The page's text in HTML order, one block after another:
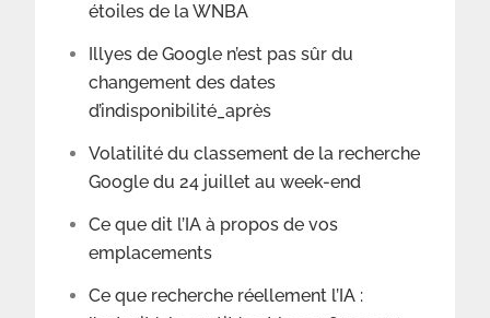
étoiles de la WNBA
Illyes de Google n’est pas sûr du
changement des dates
d’indisponibilité_après
Volatilité du classement de la recherche
Google du 24 juillet au week-end
Ce que dit l’IA à propos de vos
emplacements
Ce que recherche réellement l’IA :